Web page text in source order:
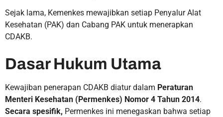
Sejak lama, Kemenkes mewajibkan setiap Penyalur Alat
Kesehatan (PAK) dan Cabang PAK untuk menerapkan
CDAKB.
Dasar Hukum Utama
Kewajiban penerapan CDAKB diatur dalam Peraturan
Menteri Kesehatan (Permenkes) Nomor 4 Tahun 2014.
Secara spesifik, Permenkes ini menegaskan bahwa setiap